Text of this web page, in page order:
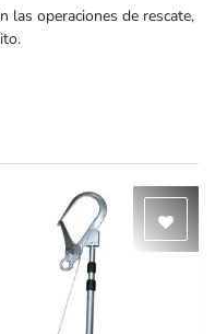
las operaciones de rescate,